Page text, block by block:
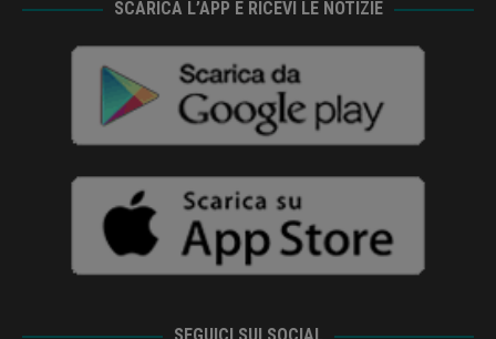
SCARICA L’APP E RICEVI LE NOTIZIE